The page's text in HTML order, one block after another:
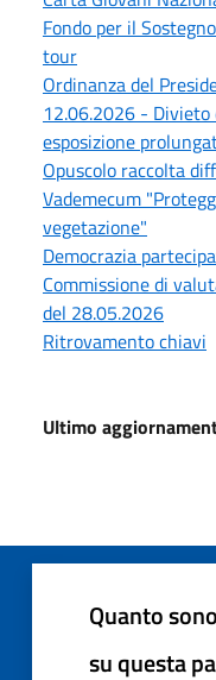
Fondo per il
tour
Ordinanza del
12.06.2026 -
esposizione
Opuscolo raccolta
Vademecum
vegetazione"
Democrazia
Commissione di
del 28.05.2026
Ritrovamento chiavi
Ultimo
Quanto
su questa